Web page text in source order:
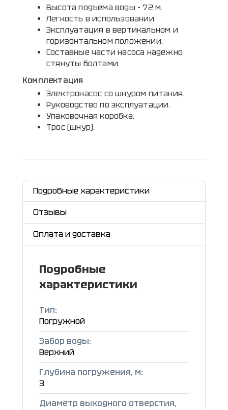
Высота подъема воды - 72 м.
Легкость в использовании.
Эксплуатация в вертикальном и
горизонтальном положении.
Составные части насоса надежно
стянуты болтами.
Комплектация
Электронасос со шнуром питания.
Руководство по эксплуатации.
Упаковочная коробка.
Трос (шнур).
Подробные характеристики
Отзывы
Оплата и доставка
Подробные
характеристики
Тип:
Погружной
Забор воды:
Верхний
Глубина погружения, м:
3
Диаметр выходного отверстия,